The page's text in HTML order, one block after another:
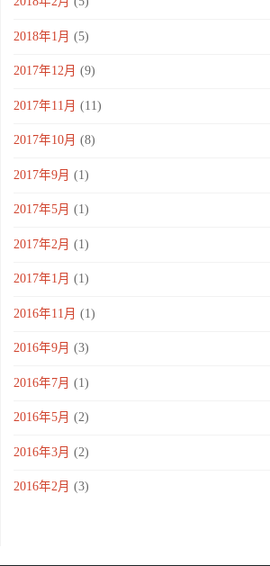
2018年1月 (5)
2017年12月 (9)
2017年11月 (11)
2017年10月 (8)
2017年9月 (1)
2017年5月 (1)
2017年2月 (1)
2017年1月 (1)
2016年11月 (1)
2016年9月 (3)
2016年7月 (1)
2016年5月 (2)
2016年3月 (2)
2016年2月 (3)